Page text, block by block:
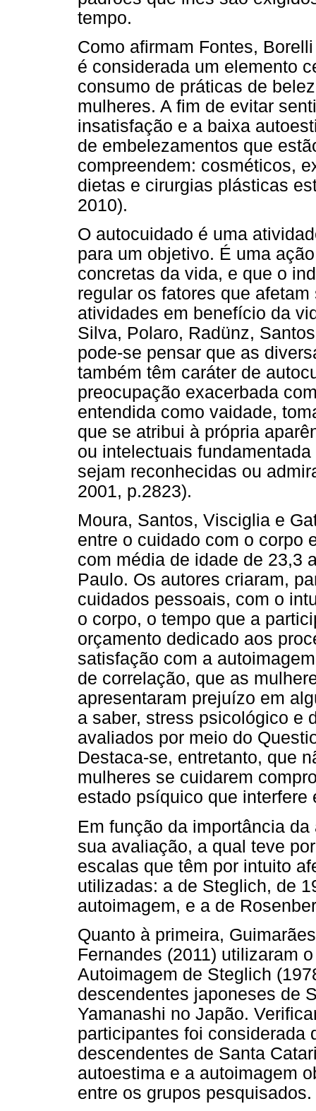
tempo.
Como afirmam Fontes,
é considerada um elemento
consumo de práticas de
mulheres. A fim de evitar
insatisfação e a baixa
de embelezamentos que
compreendem: cosméticos,
dietas e cirurgias plásticas
2010).
O autocuidado é uma
para um objetivo. É uma
concretas da vida, e que o
regular os fatores que
atividades em benefício da
Silva, Polaro, Radünz,
pode-se pensar que as
também têm caráter de
preocupação exacerbada
entendida como vaidade,
que se atribui à própria
ou intelectuais
sejam reconhecidas ou
2001, p.2823).
Moura, Santos, Visciglia e
entre o cuidado com o corpo
com média de idade de 23,3
Paulo. Os autores criaram,
cuidados pessoais, com o
o corpo, o tempo que a
orçamento dedicado aos
satisfação com a
de correlação, que as
apresentaram prejuízo em
a saber, stress psicológico e
avaliados por meio do
Destaca-se, entretanto, que
mulheres se cuidarem
estado psíquico que
Em função da importância
sua avaliação, a qual teve
escalas que têm por intuito
utilizadas: a de Steglich, de
autoimagem, e a de
Quanto à primeira,
Fernandes (2011) utilizaram
Autoimagem de Steglich
descendentes japoneses de
Yamanashi no Japão.
participantes foi considerada
descendentes de Santa
autoestima e a autoimagem
entre os grupos pesquisados.